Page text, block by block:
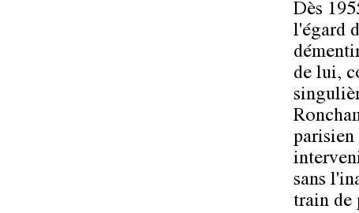
Dès
l'égard
de lui,
parisien
sans
train de